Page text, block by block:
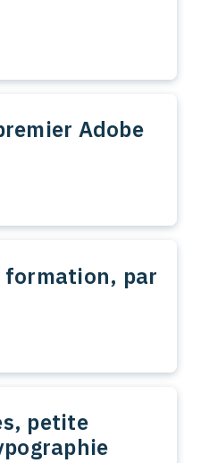
Adobe
formation, par
petite